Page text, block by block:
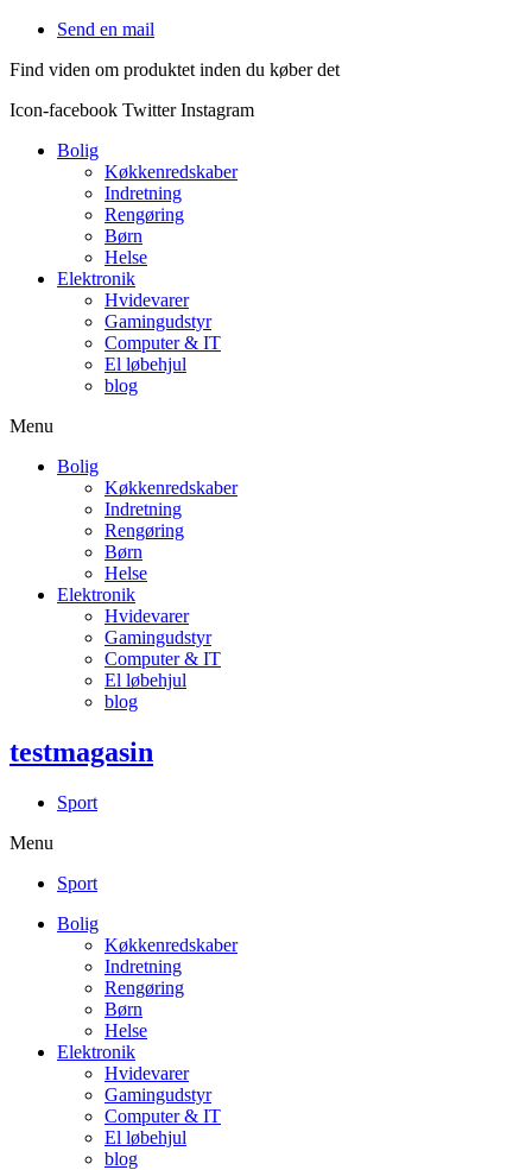
Videre
indhold
Send en mail
Find viden om produktet inden du køber det
Icon-facebook Twitter Instagram
Bolig
Køkkenredskaber
Indretning
Rengøring
Børn
Helse
Elektronik
Hvidevarer
Gamingudstyr
Computer & IT
El løbehjul
blog
Menu
Bolig
Køkkenredskaber
Indretning
Rengøring
Børn
Helse
Elektronik
Hvidevarer
Gamingudstyr
Computer & IT
El løbehjul
blog
testmagasin
Sport
Menu
Sport
Bolig
Køkkenredskaber
Indretning
Rengøring
Børn
Helse
Elektronik
Hvidevarer
Gamingudstyr
Computer & IT
El løbehjul
blog